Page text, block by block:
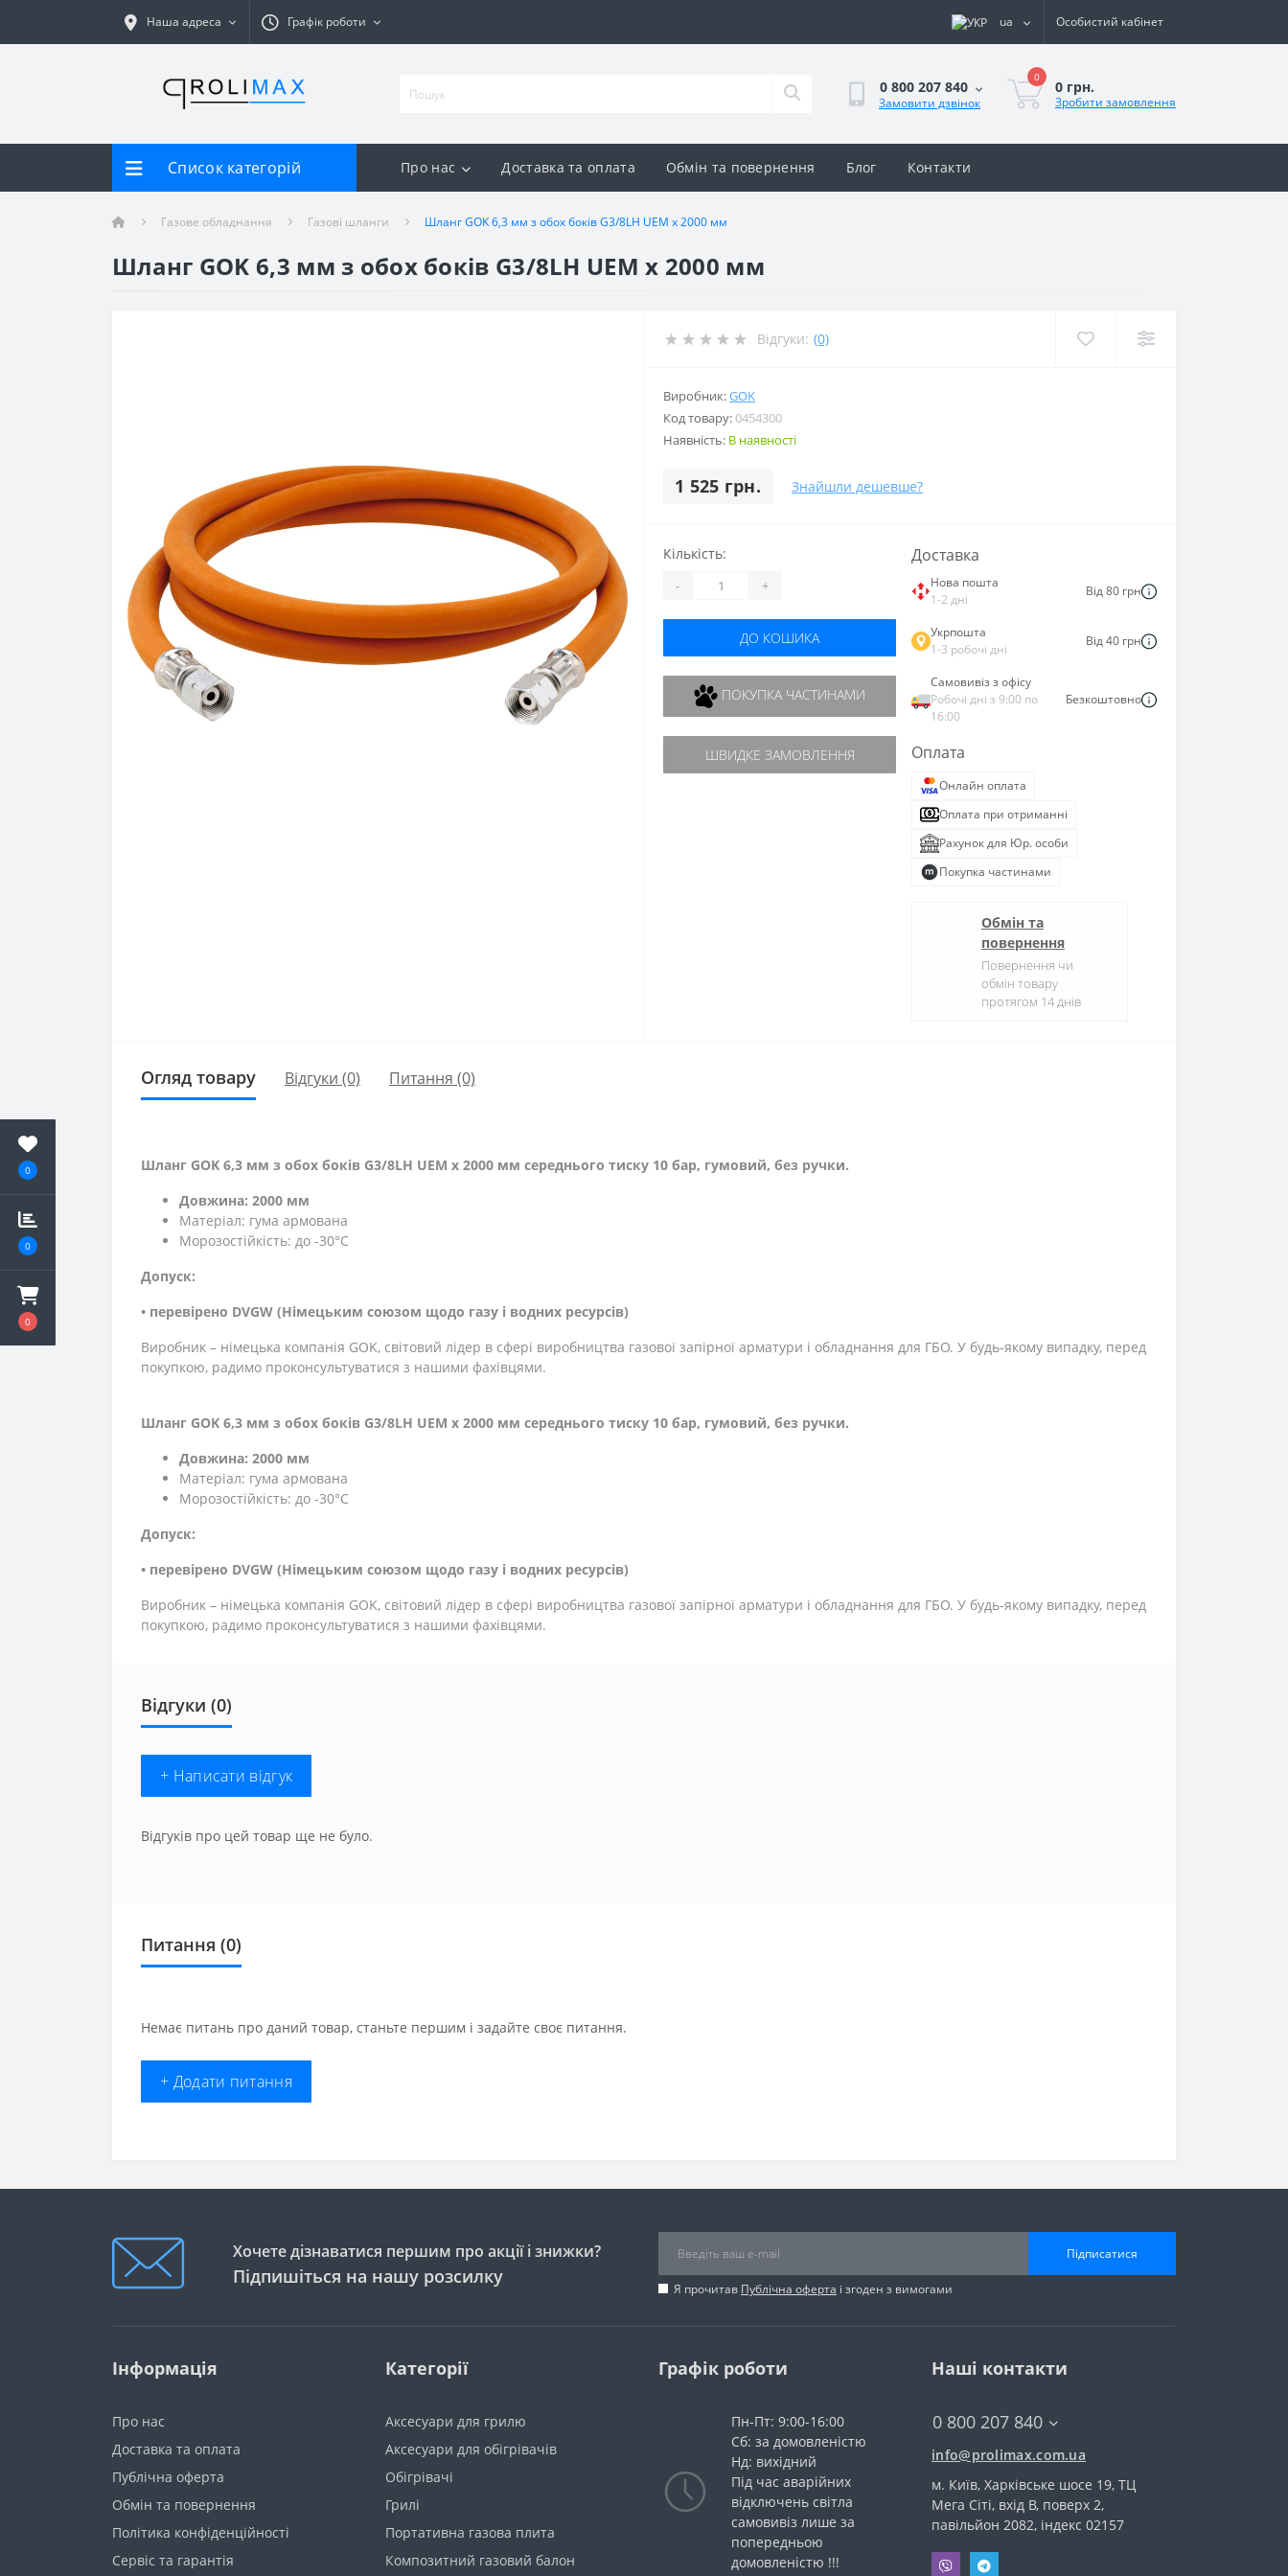
0
0
0
Наша адреса Графік роботи ua Особистий кабінет
0 800 207 840
Замовити дзвінок
0
0 грн.
Зробити замовлення
Список категорій Про нас Доставка та оплата Обмін та повернення Блог Контакти
Газове обладнання Газові шланги Шланг GOK 6,3 мм з обох боків G3/8LH UEM x 2000 мм
Шланг GOK 6,3 мм з обох боків G3/8LH UEM x 2000 мм
Відгуки: (0)
Виробник:GOK
Код товару:0454300
Наявність: В наявності
1 525 грн. Знайшли дешевше?
Кількість:
- +
ДО КОШИКА
ПОКУПКА ЧАСТИНАМИ
ШВИДКЕ ЗАМОВЛЕННЯ
Доставка
Нова пошта
1-2 дні
Від 80 грн
Укрпошта
1-3 робочі дні
Від 40 грн
Самовивіз з офісу
Робочі дні з 9:00 по
16:00
Безкоштовно
Оплата
Онлайн оплата
Оплата при отриманні
Рахунок для Юр. особи
Покупка частинами
Обмін та
повернення
Повернення чи
обмін товару
протягом 14 днів
Огляд товару Відгуки (0) Питання (0)
Шланг GOK 6,3 мм з обох боків G3/8LH UEM x 2000 мм середнього тиску 10 бар, гумовий, без ручки.
Довжина: 2000 мм
Матеріал: гума армована
Морозостійкість: до -30°C
Допуск:
• перевірено DVGW (Німецьким союзом щодо газу і водних ресурсів)
Виробник – німецька компанія GOK, світовий лідер в сфері виробництва газової запірної арматури і обладнання для ГБО. У будь-якому випадку, перед
покупкою, радимо проконсультуватися з нашими фахівцями.
Шланг GOK 6,3 мм з обох боків G3/8LH UEM x 2000 мм середнього тиску 10 бар, гумовий, без ручки.
Довжина: 2000 мм
Матеріал: гума армована
Морозостійкість: до -30°C
Допуск:
• перевірено DVGW (Німецьким союзом щодо газу і водних ресурсів)
Виробник – німецька компанія GOK, світовий лідер в сфері виробництва газової запірної арматури і обладнання для ГБО. У будь-якому випадку, перед
покупкою, радимо проконсультуватися з нашими фахівцями.
Відгуки (0)
+ Написати відгук
Відгуків про цей товар ще не було.
Питання (0)
Немає питань про даний товар, станьте першим і задайте своє питання.
+ Додати питання
Хочете дізнаватися першим про акції і знижки?
Підпишіться на нашу розсилку
Підписатися
Я прочитав Публічна оферта і згоден з вимогами
Інформація
Про нас
Доставка та оплата
Публічна оферта
Обмін та повернення
Політика конфіденційності
Сервіс та гарантія
Категорії
Аксесуари для грилю
Аксесуари для обігрівачів
Обігрівачі
Грилі
Портативна газова плита
Композитний газовий балон
Графік роботи
Пн-Пт: 9:00-16:00
Сб: за домовленістю
Нд: вихідний
Під час аварійних
відключень світла
самовивіз лише за
попередньою
домовленістю !!!
Наші контакти
0 800 207 840
info@prolimax.com.ua
м. Київ, Харківське шосе 19, ТЦ
Мега Сіті, вхід В, поверх 2,
павільйон 2082, індекс 02157